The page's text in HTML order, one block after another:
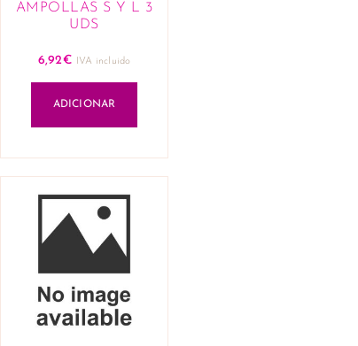
AMPOLLAS S Y L 3
UDS
6,92€ IVA incluido
ADICIONAR